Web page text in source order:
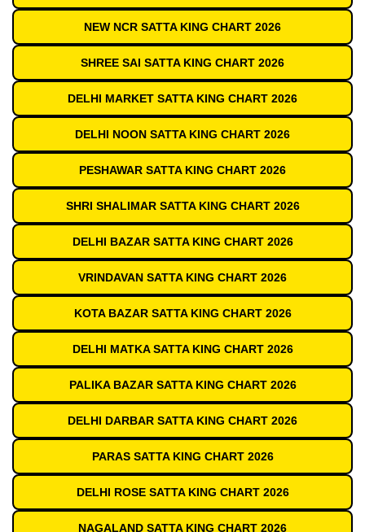
NEW NCR SATTA KING CHART 2026
SHREE SAI SATTA KING CHART 2026
DELHI MARKET SATTA KING CHART 2026
DELHI NOON SATTA KING CHART 2026
PESHAWAR SATTA KING CHART 2026
SHRI SHALIMAR SATTA KING CHART 2026
DELHI BAZAR SATTA KING CHART 2026
VRINDAVAN SATTA KING CHART 2026
KOTA BAZAR SATTA KING CHART 2026
DELHI MATKA SATTA KING CHART 2026
PALIKA BAZAR SATTA KING CHART 2026
DELHI DARBAR SATTA KING CHART 2026
PARAS SATTA KING CHART 2026
DELHI ROSE SATTA KING CHART 2026
NAGALAND SATTA KING CHART 2026